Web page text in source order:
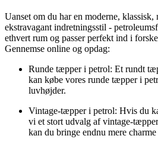
Uanset om du har en moderne,
ekstravagant indretningsstil -
ethvert rum og passer perfekt ind i
Gennemse online og opdag:
Runde tæpper i petrol: Et rundt
kan købe vores runde tæpper i
luvhøjder.
Vintage-tæpper i petrol: Hvis du
vi et stort udvalg af vintage-
kan du bringe endnu mere